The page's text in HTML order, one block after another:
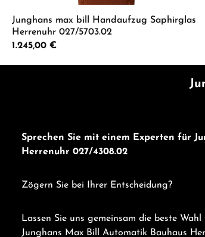
Junghans max bill Handaufzug Saphirglas
Herrenuhr 027/5703.02
Regulärer Preis:
1.245,00 €
Produkt Anzahl: Gib den
Sprechen Sie mit einem Experten für
Herrenuhr 027/4308.02
Zögern Sie bei Ihrer Entscheidung?
Lassen Sie uns gemeinsam die beste
Junghans Max Bill Automatik Bauhaus